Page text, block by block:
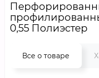
0,55 Полиэстер
Все о товаре